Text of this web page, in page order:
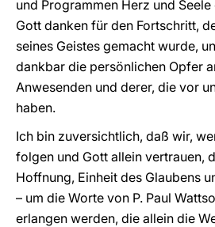
und Programmen Herz und
Gott danken für den Fortschritt,
seines Geistes gemacht wurde,
dankbar die persönlichen Opfer
Anwesenden und derer, die vor
haben.
Ich bin zuversichtlich, daß wir,
folgen und Gott allein vertrauen,
Hoffnung, Einheit des Glaubens
– um die Worte von P. Paul
erlangen werden, die allein die